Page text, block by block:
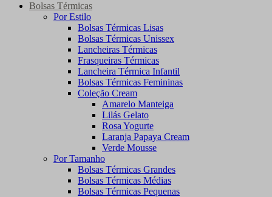
Bolsas Térmicas
Por Estilo
Bolsas Térmicas Lisas
Bolsas Térmicas Unissex
Lancheiras Térmicas
Frasqueiras Térmicas
Lancheira Térmica Infantil
Bolsas Térmicas Femininas
Coleção Cream
Amarelo Manteiga
Lilás Gelato
Rosa Yogurte
Laranja Papaya Cream
Verde Mousse
Por Tamanho
Bolsas Térmicas Grandes
Bolsas Térmicas Médias
Bolsas Térmicas Pequenas